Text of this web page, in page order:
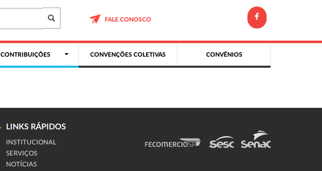
FALE CONOSCO
CONTRIBUIÇÕES CONVENÇÕES COLETIVAS CONVÊNIOS
LINKS RÁPIDOS
INSTITUCIONAL
SERVIÇOS
NOTÍCIAS